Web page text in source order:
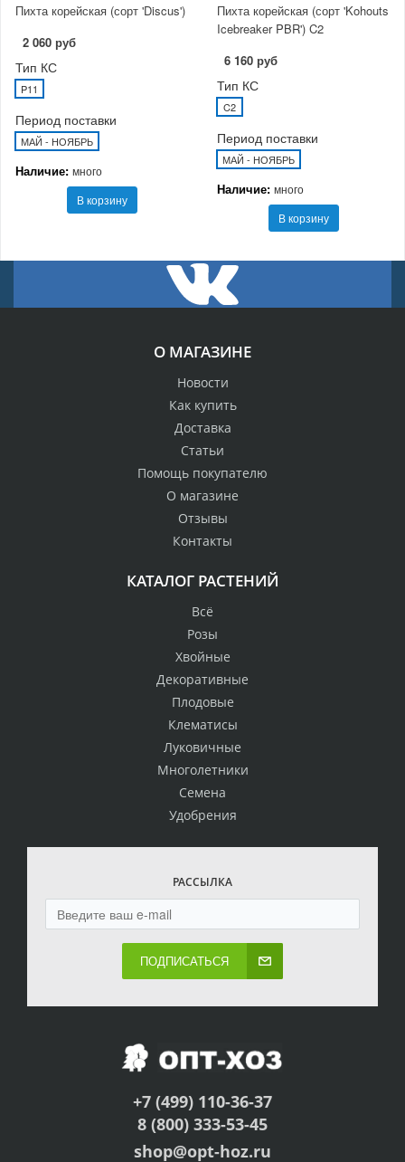
Пихта корейская (сорт 'Discus')
2 060 руб
Тип КС
P11
Период поставки
МАЙ - НОЯБРЬ
Наличие: много
В корзину
Пихта корейская (сорт 'Kohouts
Icebreaker PBR') C2
6 160 руб
Тип КС
C2
Период поставки
МАЙ - НОЯБРЬ
Наличие: много
В корзину
О МАГАЗИНЕ
Новости
Как купить
Доставка
Статьи
Помощь покупателю
О магазине
Отзывы
Контакты
КАТАЛОГ РАСТЕНИЙ
Всё
Розы
Хвойные
Декоративные
Плодовые
Клематисы
Луковичные
Многолетники
Семена
Удобрения
РАССЫЛКА
ПОДПИСАТЬСЯ
+7 (499) 110-36-37
8 (800) 333-53-45
shop@opt-hoz.ru